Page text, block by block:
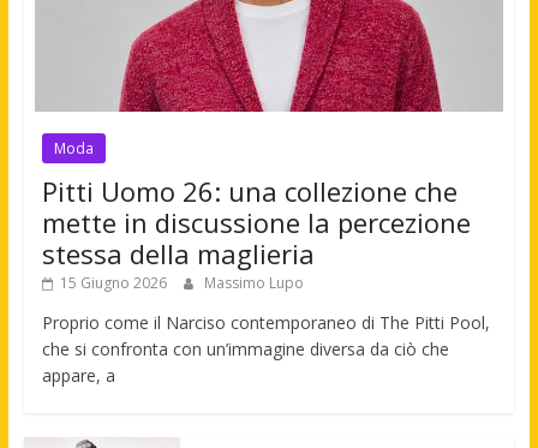
Moda
Pitti Uomo 26: una collezione che
mette in discussione la percezione
stessa della maglieria
15 Giugno 2026 Massimo Lupo
Proprio come il Narciso contemporaneo di The Pitti Pool,
che si confronta con un’immagine diversa da ciò che
appare, a